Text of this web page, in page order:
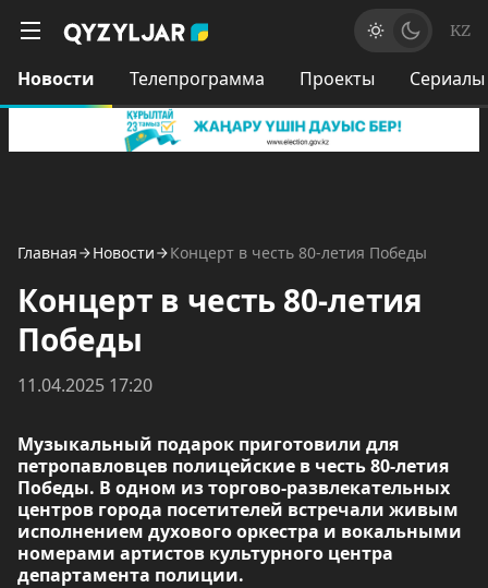
KZ
Новости Телепрограмма Проекты Сериалы
Главная Новости Концерт в честь 80-летия Победы
Концерт в честь 80-летия
Победы
11.04.2025 17:20
Музыкальный подарок приготовили для
петропавловцев полицейские в честь 80-летия
Победы. В одном из торгово-развлекательных
центров города посетителей встречали живым
исполнением духового оркестра и вокальными
номерами артистов культурного центра
департамента полиции.